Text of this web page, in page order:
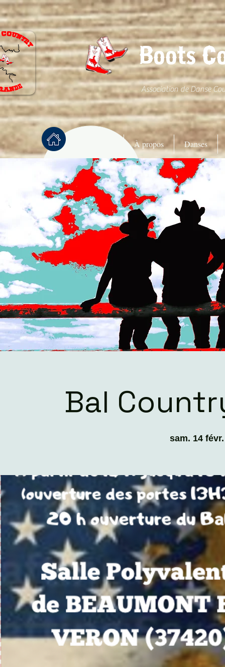
Boots
Association de Danse
À propos Danses
Bal
sam. 14 févr.